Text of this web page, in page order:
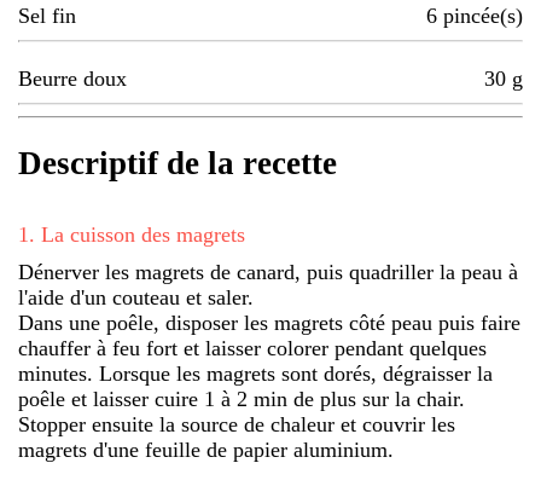
Sel fin 6 pincée(s)
Beurre doux 30 g
Descriptif de la recette
1 . La cuisson des magrets
Dénerver les magrets de canard, puis quadriller la peau à
l'aide d'un couteau et saler.
Dans une poêle, disposer les magrets côté peau puis faire
chauffer à feu fort et laisser colorer pendant quelques
minutes. Lorsque les magrets sont dorés, dégraisser la
poêle et laisser cuire 1 à 2 min de plus sur la chair.
Stopper ensuite la source de chaleur et couvrir les
magrets d'une feuille de papier aluminium.